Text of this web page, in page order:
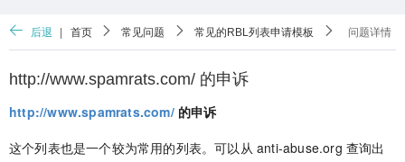
后退 首页 常见问题 常见的RBL列表申请模板 问题详情
http://www.spamrats.com/ 的申诉
http://www.spamrats.com/的申诉
这个列表也是一个较为常用的列表。可以从 anti-abuse.org 查询出